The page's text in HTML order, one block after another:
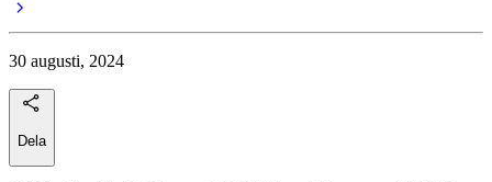
30 augusti, 2024
Dela